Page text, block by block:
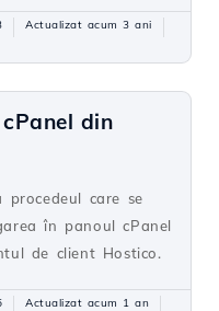
Actualizat acum 3 ani
din
care se
în panoul cPanel
de client Hostico.
Actualizat acum 1 an